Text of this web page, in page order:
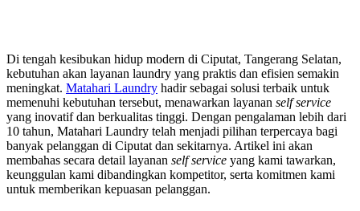
Di tengah kesibukan hidup modern di Ciputat, Tangerang Selatan,
kebutuhan akan layanan laundry yang praktis dan efisien semakin
meningkat. Matahari Laundry hadir sebagai solusi terbaik untuk
memenuhi kebutuhan tersebut, menawarkan layanan self service
yang inovatif dan berkualitas tinggi. Dengan pengalaman lebih dari
10 tahun, Matahari Laundry telah menjadi pilihan terpercaya bagi
banyak pelanggan di Ciputat dan sekitarnya. Artikel ini akan
membahas secara detail layanan self service yang kami tawarkan,
keunggulan kami dibandingkan kompetitor, serta komitmen kami
untuk memberikan kepuasan pelanggan.